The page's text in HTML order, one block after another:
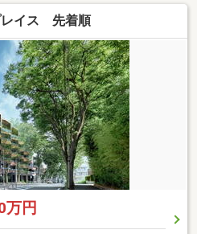
レイス 先着順
万円